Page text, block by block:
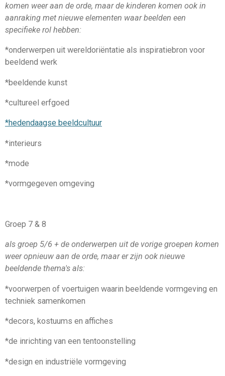
komen weer aan de orde, maar de kinderen komen ook in
aanraking met nieuwe elementen waar beelden een
specifieke rol hebben:
*onderwerpen uit wereldoriëntatie als inspiratiebron voor
beeldend werk
*beeldende kunst
*cultureel erfgoed
*hedendaagse beeldcultuur
*interieurs
*mode
*vormgegeven omgeving
Groep 7 & 8
als groep 5/6 + de onderwerpen uit de vorige groepen komen
weer opnieuw aan de orde, maar er zijn ook nieuwe
beeldende thema's als:
*voorwerpen of voertuigen waarin beeldende vormgeving en
techniek samenkomen
*decors, kostuums en affiches
*de inrichting van een tentoonstelling
*design en industriële vormgeving